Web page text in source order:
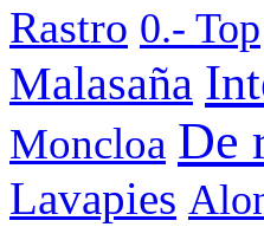
Rastro 0.- Top
Malasaña
Moncloa De
Lavapies